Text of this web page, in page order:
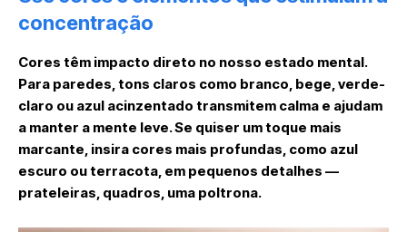
concentração
Cores têm impacto direto no nosso estado mental.
Para paredes, tons claros como branco, bege, verde-
claro ou azul acinzentado transmitem calma e ajudam
a manter a mente leve. Se quiser um toque mais
marcante, insira cores mais profundas, como azul
escuro ou terracota, em pequenos detalhes —
prateleiras, quadros, uma poltrona.